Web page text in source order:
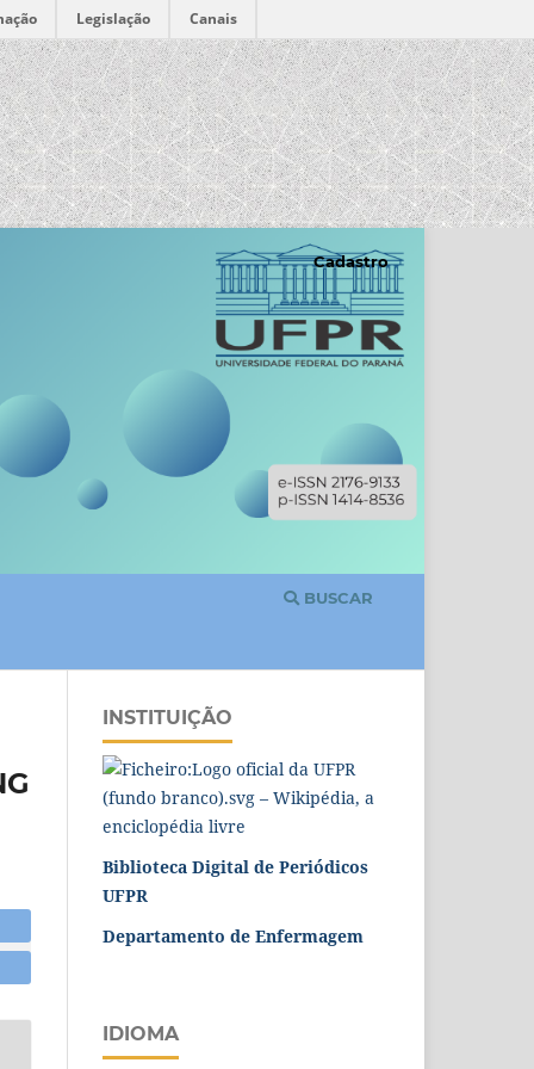
Legislação Canais
BUSCAR
Cadastro
INSTITUIÇÃO
Biblioteca Digital de Periódicos
UFPR
Departamento de Enfermagem
IDIOMA